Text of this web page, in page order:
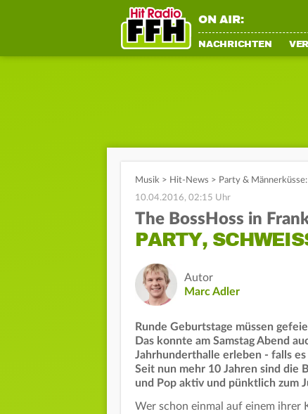
ON AIR:
NACHRICHTEN
Musik > Hit-News > Party &
10.04.2016, 02:15 Uhr
The BossHoss in
PARTY,
Autor
Marc Adler
Runde Geburtstage müssen
Das konnte am Samstag Abend
Jahrhunderthalle erleben - falls
Seit nun mehr 10 Jahren sind die
und Pop aktiv und pünktlich zum
Wer schon einmal auf einem ihrer